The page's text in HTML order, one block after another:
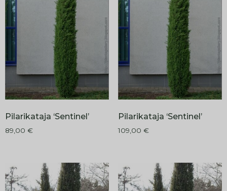
Pilarikataja ‘Sentinel’
89,00 €
Pilarikataja ‘Sentinel’
109,00 €